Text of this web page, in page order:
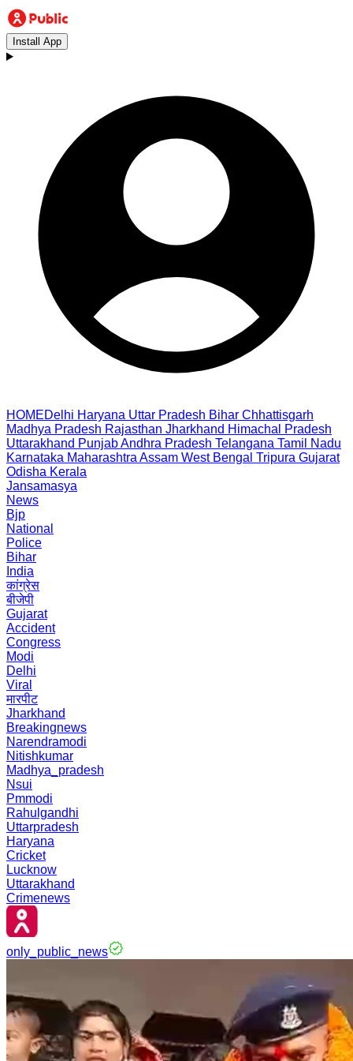
Install App
HOMEDelhi Haryana Uttar Pradesh Bihar Chhattisgarh
Madhya Pradesh Rajasthan Jharkhand Himachal Pradesh
Uttarakhand PunjabAndhra Pradesh Telangana Tamil Nadu
Karnataka Maharashtra Assam West Bengal Tripura Gujarat
Odisha Kerala
Jansamasya
News
Bjp
National
Police
Bihar
India
कांग्रेस
बीजेपी
Gujarat
Accident
Congress
Modi
Delhi
Viral
मारपीट
Jharkhand
Breakingnews
Narendramodi
Nitishkumar
Madhya_pradesh
Nsui
Pmmodi
Rahulgandhi
Uttarpradesh
Haryana
Cricket
Lucknow
Uttarakhand
Crimenews
only_public_news